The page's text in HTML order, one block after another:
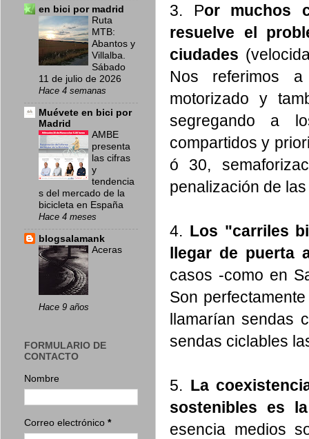
3. Por muchos
resuelve el
ciudades
Nos referimos
motorizado y
segregando a
compartidos y
ó 30,
penalización de
4. Los "carriles
llegar de puerta
casos -como en
Son
llamarían sendas
sendas ciclables
5. La
sostenibles es
esencia medios
en bici por madrid
Ruta
MTB:
Abantos y
Villalba.
Sábado
11 de julio de 2026
Hace 4 semanas
Muévete en bici por
Madrid
AMBE
presenta
las cifras
y
tendencia
s del mercado de la
bicicleta en España
Hace 4 meses
blogsalamank
Aceras
Hace 9 años
FORMULARIO DE
CONTACTO
Nombre
Correo electrónico *